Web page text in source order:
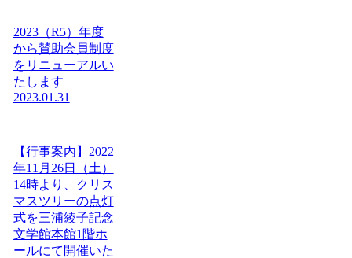
2023（R5）年度
から賛助会員制度
をリニューアルい
たします
2023.01.31
【行事案内】2022
年11月26日（土）
14時より、クリス
マスツリーの点灯
式を三浦綾子記念
文学館本館1階ホ
ールにて開催いた